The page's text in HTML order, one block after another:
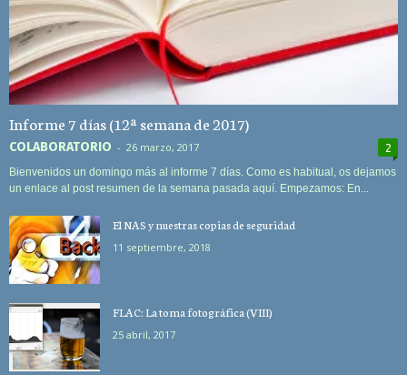
Informe 7 días (12ª semana de 2017)
COLABORATORIO - 26 marzo, 2017 2
Bienvenidos un domingo más al informe 7 días. Como es habitual, os dejamos
un enlace al post resumen de la semana pasada aquí. Empezamos: En...
El NAS y nuestras copias de seguridad
11 septiembre, 2018
FLAC: La toma fotográfica (VIII)
25 abril, 2017